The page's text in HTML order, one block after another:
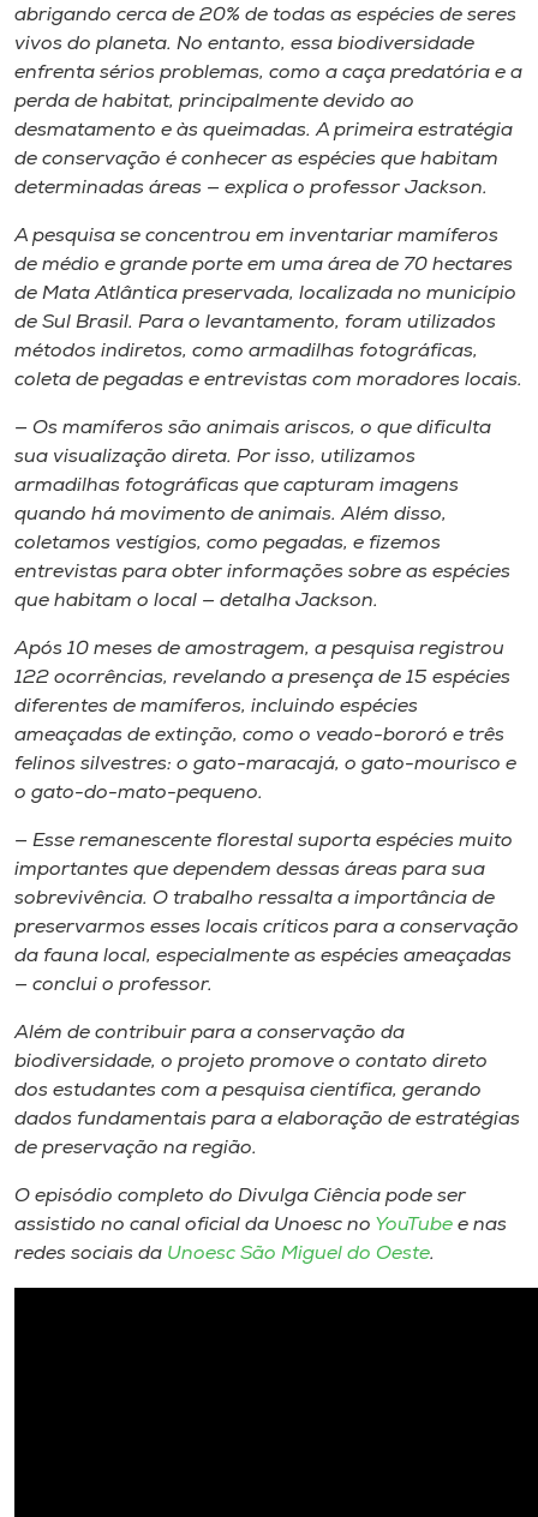
Selecione
o idioma
A+
A-
abrigando cerca de 20% de todas as espécies de seres
vivos do planeta. No entanto, essa biodiversidade
enfrenta sérios problemas, como a caça predatória e a
perda de habitat, principalmente devido ao
desmatamento e às queimadas. A primeira estratégia
de conservação é conhecer as espécies que habitam
determinadas áreas — explica o professor Jackson.
A pesquisa se concentrou em inventariar mamíferos
de médio e grande porte em uma área de 70 hectares
de Mata Atlântica preservada, localizada no município
de Sul Brasil. Para o levantamento, foram utilizados
métodos indiretos, como armadilhas fotográficas,
coleta de pegadas e entrevistas com moradores locais.
— Os mamíferos são animais ariscos, o que dificulta
sua visualização direta. Por isso, utilizamos
armadilhas fotográficas que capturam imagens
quando há movimento de animais. Além disso,
coletamos vestígios, como pegadas, e fizemos
entrevistas para obter informações sobre as espécies
que habitam o local — detalha Jackson.
Após 10 meses de amostragem, a pesquisa registrou
122 ocorrências, revelando a presença de 15 espécies
diferentes de mamíferos, incluindo espécies
ameaçadas de extinção, como o veado-bororó e três
felinos silvestres: o gato-maracajá, o gato-mourisco e
o gato-do-mato-pequeno.
— Esse remanescente florestal suporta espécies muito
importantes que dependem dessas áreas para sua
sobrevivência. O trabalho ressalta a importância de
preservarmos esses locais críticos para a conservação
da fauna local, especialmente as espécies ameaçadas
— conclui o professor.
Além de contribuir para a conservação da
biodiversidade, o projeto promove o contato direto
dos estudantes com a pesquisa científica, gerando
dados fundamentais para a elaboração de estratégias
de preservação na região.
O episódio completo do Divulga Ciência pode ser
assistido no canal oficial da Unoesc no YouTube e nas
redes sociais da Unoesc São Miguel do Oeste.